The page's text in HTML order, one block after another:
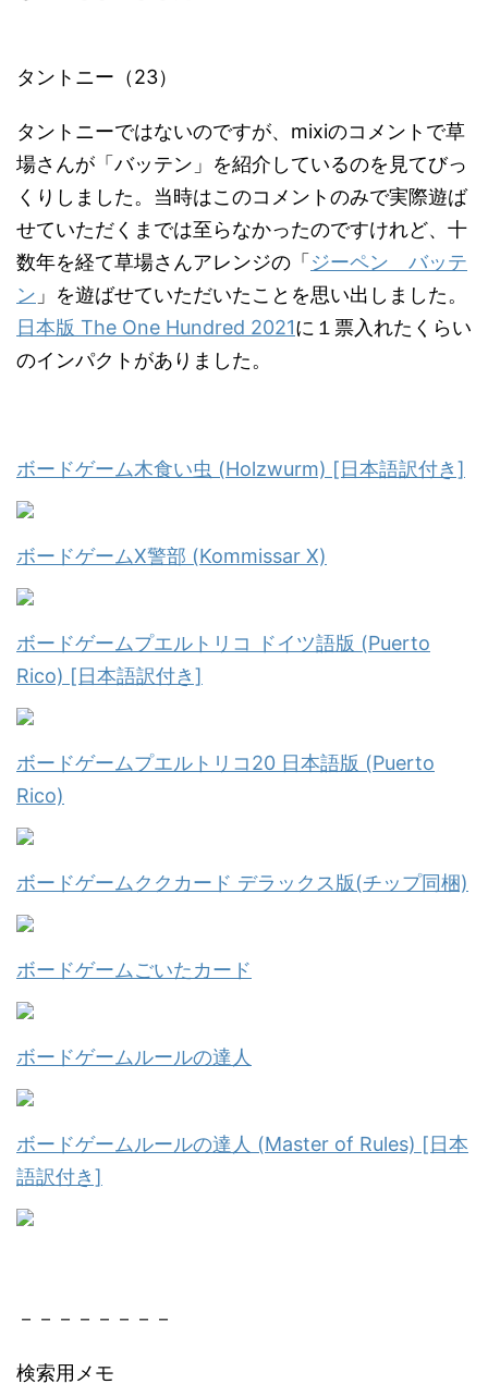
タントニー（23）
タントニーではないのですが、mixiのコメントで草
場さんが「バッテン」を紹介しているのを見てびっ
くりしました。当時はこのコメントのみで実際遊ば
せていただくまでは至らなかったのですけれど、十
数年を経て草場さんアレンジの「 ジーペン バッテ
ン 」を遊ばせていただいたことを思い出しました。
日本版 The One Hundred 2021に１票入れたくらい
のインパクトがありました。
ボードゲーム木食い虫 (Holzwurm) [日本語訳付き]
ボードゲームX警部 (Kommissar X)
ボードゲームプエルトリコ ドイツ語版 (Puerto
Rico) [日本語訳付き]
ボードゲームプエルトリコ20 日本語版 (Puerto
Rico)
ボードゲームククカード デラックス版(チップ同梱)
ボードゲームごいたカード
ボードゲームルールの達人
ボードゲームルールの達人 (Master of Rules) [日本
語訳付き]
－－－－－－－－
検索用メモ